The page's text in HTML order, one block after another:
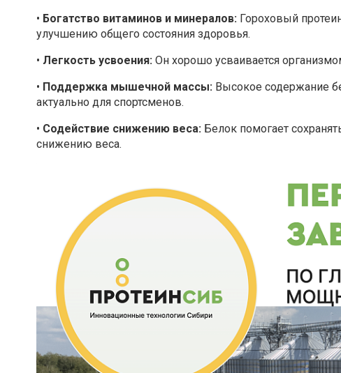
• Богатство витаминов и минералов: Гороховый
улучшению общего состояния здоровья.
• Легкость усвоения: Он хорошо усваивается
• Поддержка мышечной массы: Высокое содержание
актуально для спортсменов.
• Содействие снижению веса: Белок помогает
снижению веса.